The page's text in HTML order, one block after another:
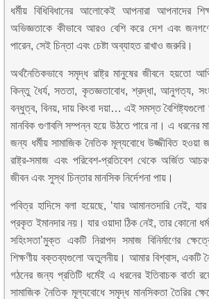
ধর্মীয় বিধিবিধানের আলোকেই আপনারা আপনাদের
অভিজ্ঞতাকে কীভাবে আরও বেশি করে দেশ এবং
পারেন, সেই চিন্তা এবং চেষ্টা অব্যাহত রাখাও জরুরি।
অর্থনৈতিকভাবে সমৃদ্ধ রাষ্ট্র মানুষের জীবনে হয়তো
কিন্তু ধৈর্য, সততা, কৃতজ্ঞতাবোধ, শ্রদ্ধা, আনুগত্য,
বন্ধুত্ব, বিনয়, দায় কিংবা দয়া… এই সমস্ত
মানবিক গুণাবলি সম্পন্ন হয়ে উঠতে পারে না। এ ধরনের
জন্য ধর্মীয় সামাজিক নৈতিক মূল্যবোধে উজ্জীবিত
রাষ্ট্র-সমাজ এবং পরিবেশ-প্রতিবেশ থেকে অর্জিত
জীবন এবং সুস্থ চিন্তার মানসিক নির্দেশনা পায়।
পবিত্র হাদিসে বলা হয়েছে, ‘যার আমানতদারি নেই,
প্রকৃত ইমানদার নয়। যার ওয়াদা ঠিক নেই, তার কোনো
সহিংসতা’মুক্ত একটি নিরাপদ সমাজ বিনির্মাণের
শিক্ষণীয় বক্তব্যগুলো অতুলনীয়। আমার বিশ্বাস, একটি
গঠনের জন্য প্রতিটি ধর্মেই এ ধরনের ইতিবাচক বার্তা
সামাজিক নৈতিক মূল্যবোধে সমৃদ্ধ মানসিকতা তৈরির